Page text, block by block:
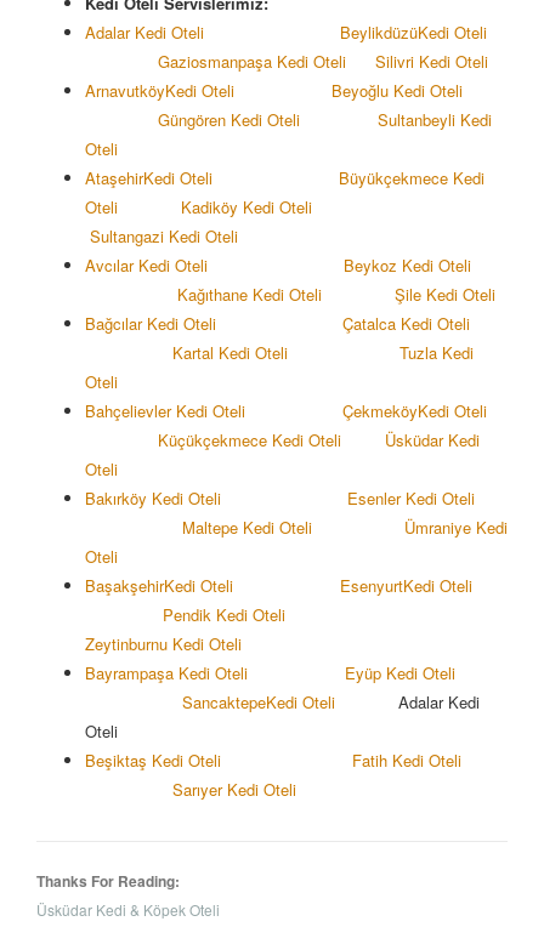
Adalar Kedi Oteli
BeylikdüzüKedi Oteli
Gaziosmanpaşa Kedi Oteli
Silivri Kedi Oteli
ArnavutköyKedi Oteli
Beyoğlu Kedi Oteli
Güngören Kedi Oteli
Sultanbeyli Kedi
Oteli
AtaşehirKedi Oteli
Büyükçekmece Kedi
Oteli
Kadiköy Kedi Oteli
Sultangazi Kedi Oteli
Avcılar Kedi Oteli
Beykoz Kedi Oteli
Kağıthane Kedi Oteli
Şile Kedi Oteli
Bağcılar Kedi Oteli
Çatalca Kedi Oteli
Kartal Kedi Oteli
Tuzla Kedi
Oteli
Bahçelievler Kedi Oteli
ÇekmeköyKedi Oteli
Küçükçekmece Kedi Oteli
Üsküdar Kedi
Oteli
Bakırköy Kedi Oteli
Esenler Kedi Oteli
Maltepe Kedi Oteli
Ümraniye Kedi
Oteli
BaşakşehirKedi Oteli EsenyurtKedi Oteli
Pendik Kedi Oteli
Zeytinburnu Kedi Oteli
Bayrampaşa Kedi Oteli
Eyüp Kedi Oteli
SancaktepeKedi Oteli Adalar Kedi
Oteli
Beşiktaş Kedi Oteli
Fatih Kedi Oteli
Sarıyer Kedi Oteli
Thanks For Reading:
Üsküdar Kedi & Köpek Oteli